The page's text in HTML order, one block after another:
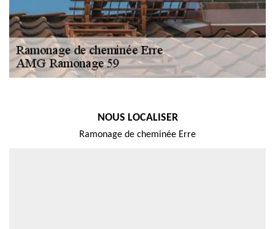
NOUS LOCALISER
Ramonage de cheminée Erre